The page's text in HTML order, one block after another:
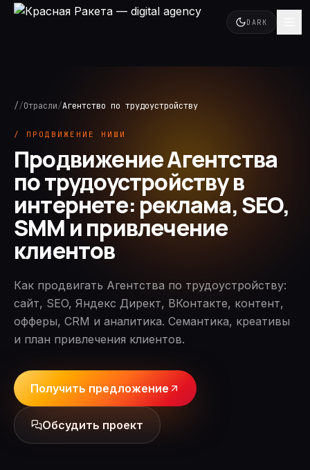
DARK
//Отрасли/Агентство по трудоустройству
/ ПРОДВИЖЕНИЕ НИШИ
Продвижение Агентства
по трудоустройству в
интернете: реклама, SEO,
SMM и привлечение
клиентов
Как продвигать Агентства по трудоустройству:
сайт, SEO, Яндекс Директ, ВКонтакте, контент,
офферы, CRM и аналитика. Семантика, креативы
и план привлечения клиентов.
Получить предложение
Обсудить проект